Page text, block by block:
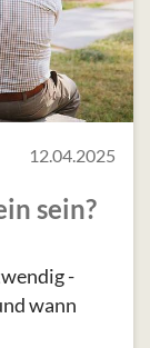
12.04.2025
sein?
-
wann